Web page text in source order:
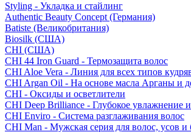
Styling - Укладка и стайлинг
Authentic Beauty Concept (Германия)
Batiste (Великобритания)
Biosilk (США)
CHI (США)
CHI 44 Iron Guard - Термозащита волос
CHI Aloe Vera - Линия для всех типов
CHI Argan Oil - На основе масла Арганы и
CHI - Оксиды и осветлители
CHI Deep Brilliance - Глубокое увлажнение
CHI Enviro - Система разглаживания волос
CHI Man - Мужская серия для волос, усов и